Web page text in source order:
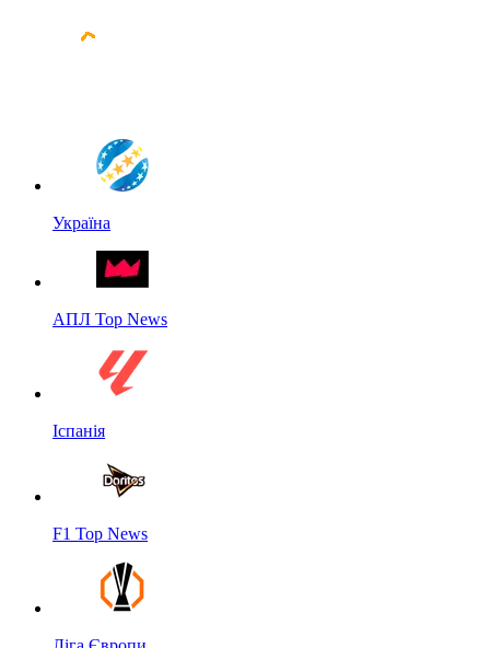
Україна
АПЛ Top News
Іспанія
F1 Top News